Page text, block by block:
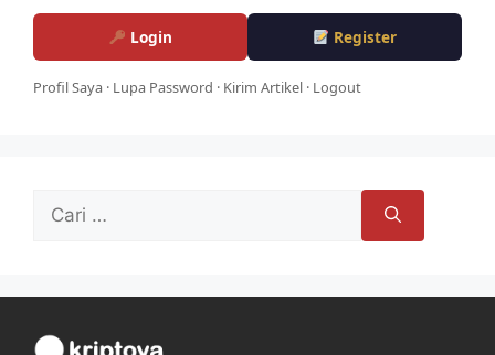
Login Register
Profil Saya · Lupa Password · Kirim Artikel · Logout
Cari